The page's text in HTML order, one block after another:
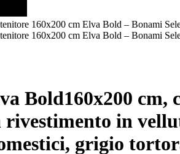
Bold160x200 cm,
in
grigio